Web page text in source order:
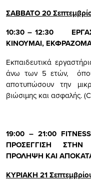
ΣΑΒΒΑΤΟ 20
10:30 – 12:30
ΚΙΝΟΥΜΑΙ,
Εκπαιδευτικά
άνω των 5 ετών, όπου
αποτυπώσουν την
βιώσιμης και ασφαλής.
19:00 – 21:00
ΠΡΟΣΕΓΓΙΣΗ
ΠΡΟΛΗΨΗ ΚΑΙ
ΚΥΡΙΑΚΗ 21